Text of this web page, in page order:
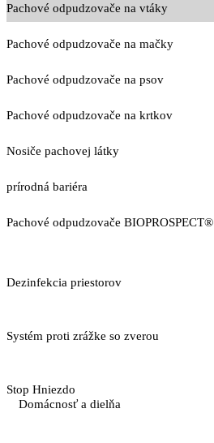
Pachové odpudzovače na vtáky
Pachové odpudzovače na mačky
Pachové odpudzovače na psov
Pachové odpudzovače na krtkov
Nosiče pachovej látky
prírodná bariéra
Pachové odpudzovače BIOPROSPECT®
Dezinfekcia priestorov
Systém proti zrážke so zverou
Stop Hniezdo
Domácnosť a dielňa